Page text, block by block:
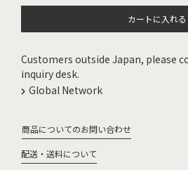
カートに入れる
Customers outside Japan, please
inquiry desk.
Global Network
商品についてのお問い合わせ
配送・送料について